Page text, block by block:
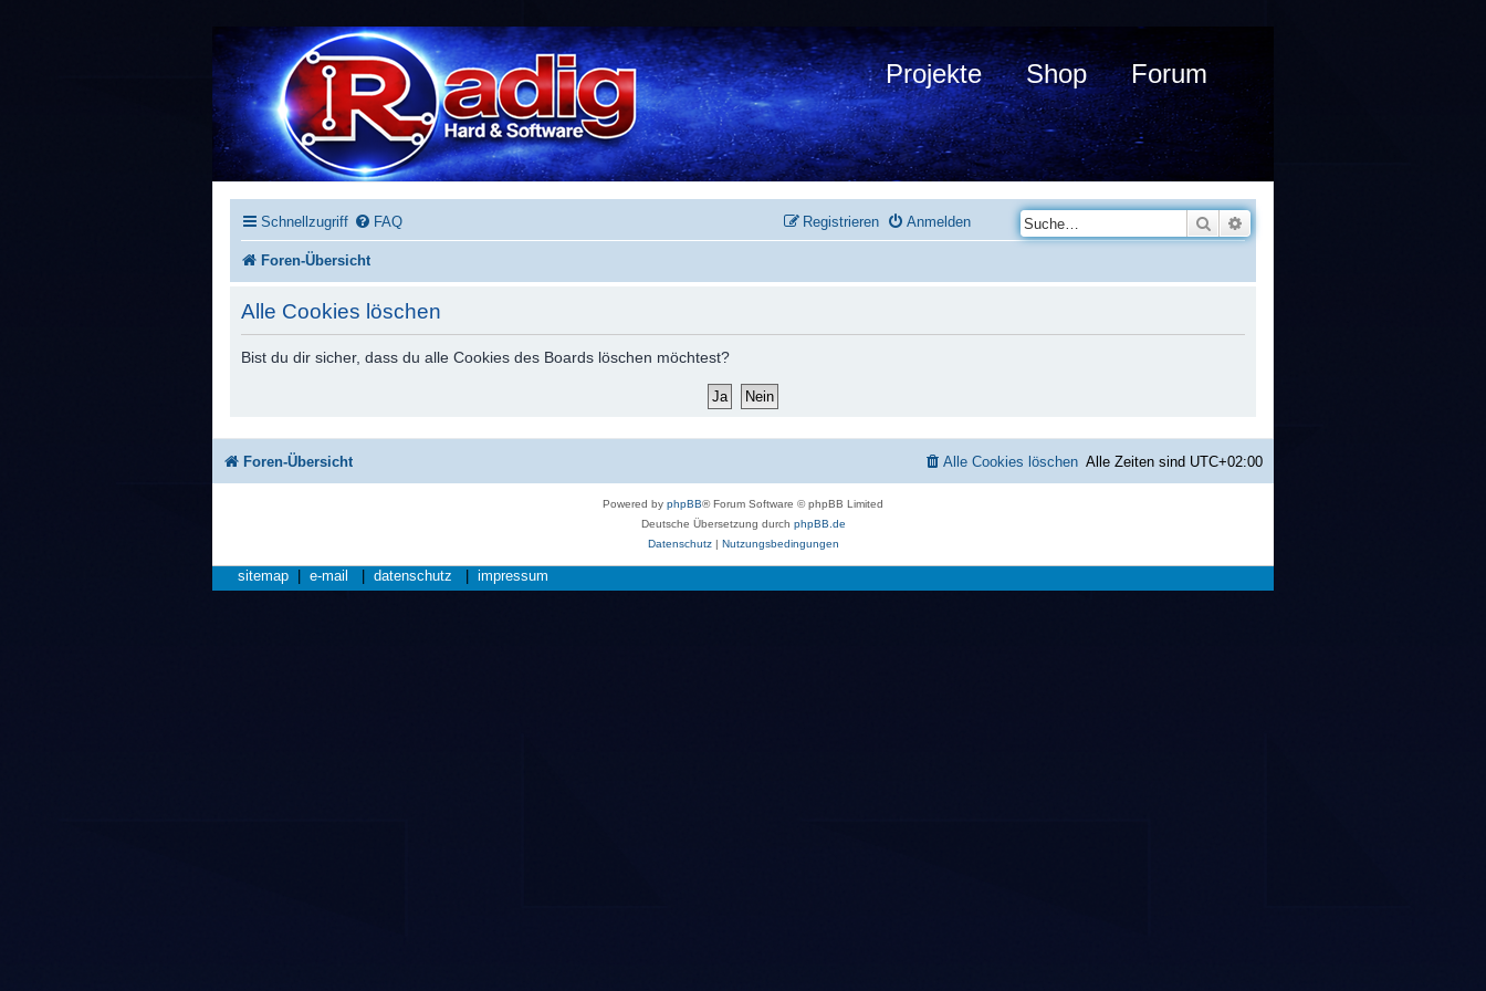
Projekte Shop Forum
Suche
Schnellzugriff FAQ Anmelden
Registrieren
Foren-Übersicht
Alle Cookies löschen
Bist du dir sicher, dass du alle Cookies des Boards löschen möchtest?
Foren-Übersicht Alle Zeiten sind UTC+02:00
Alle Cookies löschen
Powered by phpBB® Forum Software © phpBB Limited
Deutsche Übersetzung durch phpBB.de
Datenschutz| Nutzungsbedingungen
sitemap| e-mail datenschutz impressum